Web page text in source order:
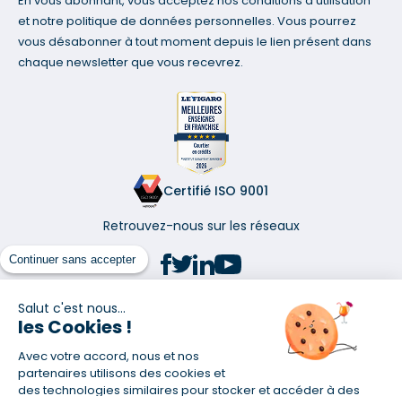
Continuer sans accepter
Salut c'est nous...
les Cookies !
Avec votre accord, nous et nos
partenaires utilisons des cookies et
des technologies similaires pour stocker et accéder à des
et notre politique de données personnelles. Vous pourrez
vous désabonner à tout moment depuis le lien présent dans
chaque newsletter que vous recevrez.
Certifié ISO 9001
Retrouvez-nous sur les réseaux
(1) Taux fixe national hors assurance et selon votre profil
(2) Économie de 65 % pour l'assurance d'un prêt amortissable de 330
457,23 € à 0,90 % sur 19,5 ans, accordé à un salarié non cadre assuré à
100 % (décès, PTIA, IPP, ITT, IPP) âgé de 36 ans fumeur et une personne